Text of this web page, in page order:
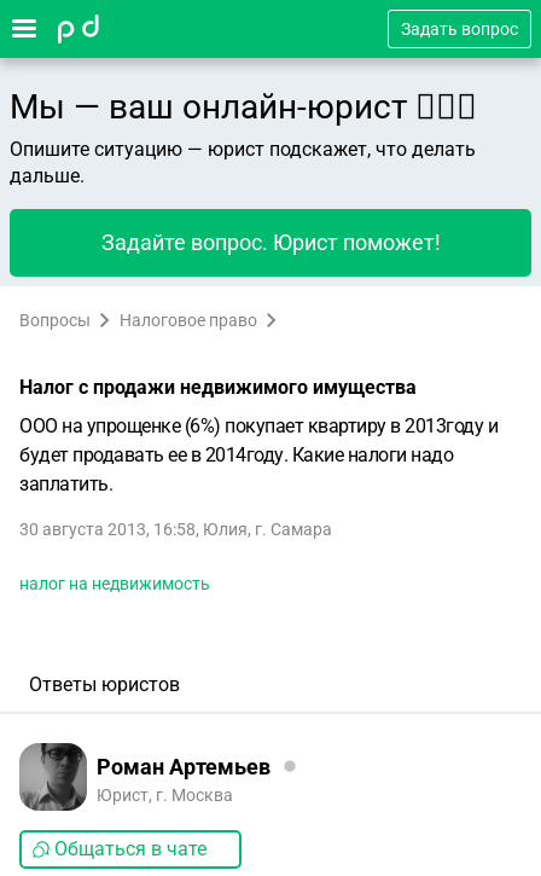
Задать вопрос
Мы — ваш онлайн-юрист 👨🏻‍⚖️
Опишите ситуацию — юрист подскажет, что делать
дальше.
Задайте вопрос. Юрист поможет!
Вопросы Налоговое право
Налог с продажи недвижимого имущества
ООО на упрощенке (6%) покупает квартиру в 2013году и
будет продавать ее в 2014году. Какие налоги надо
заплатить.
30 августа 2013, 16:58, Юлия, г. Самара
налог на недвижимость
Ответы юристов
Роман Артемьев
Юрист, г. Москва
Общаться в чате